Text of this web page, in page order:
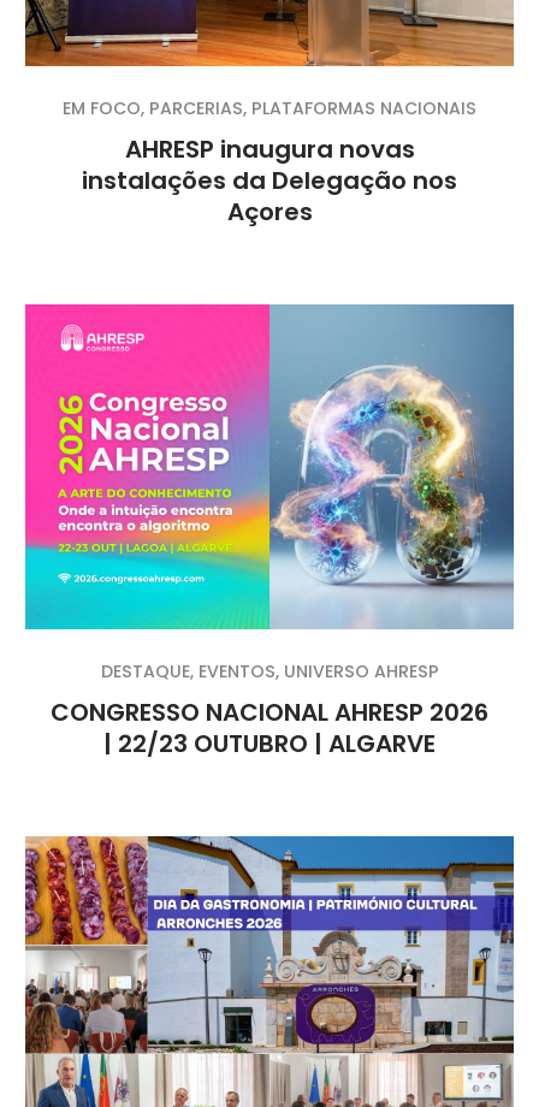
AHRESP inaugura novas
instalações da Delegação nos
Açores
EM FOCO, PARCERIAS, PLATAFORMAS NACIONAIS
CONGRESSO NACIONAL AHRESP 2026
| 22/23 OUTUBRO | ALGARVE
DESTAQUE, EVENTOS, UNIVERSO AHRESP